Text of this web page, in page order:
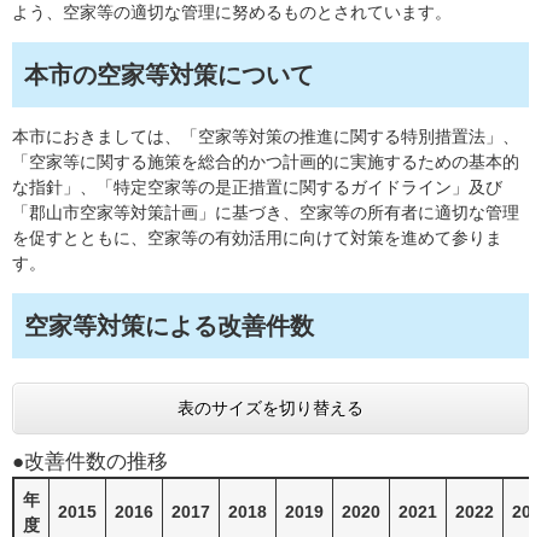
よう、空家等の適切な管理に努めるものとされています。
本市の空家等対策について
本市におきましては、「空家等対策の推進に関する特別措置法」、
「空家等に関する施策を総合的かつ計画的に実施するための基本的
な指針」、「特定空家等の是正措置に関するガイドライン」及び
「郡山市空家等対策計画」に基づき、空家等の所有者に適切な管理
を促すとともに、空家等の有効活用に向けて対策を進めて参りま
す。
空家等対策による改善件数
表のサイズを切り替える
●改善件数の推移
年
度
2015 2016 2017 2018 2019 2020 2021 2022